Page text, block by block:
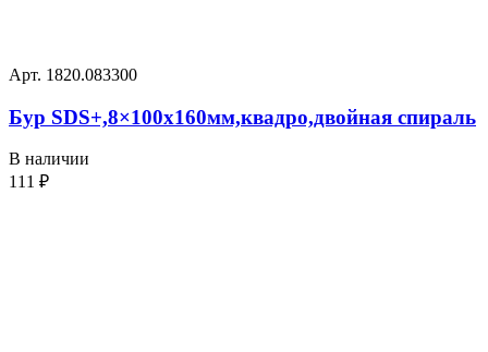
Арт. 1820.083300
Бур SDS+,8×100х160мм,квадро,двойная спираль
В наличии
111 ₽